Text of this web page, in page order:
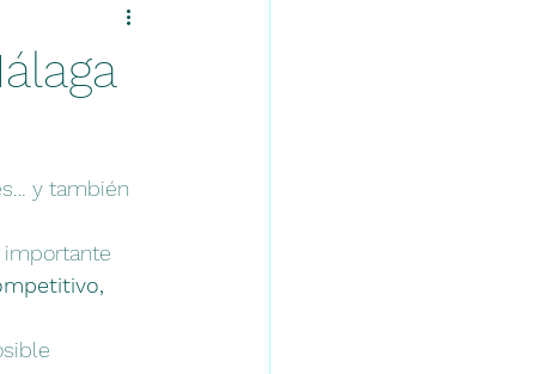
y también
importante